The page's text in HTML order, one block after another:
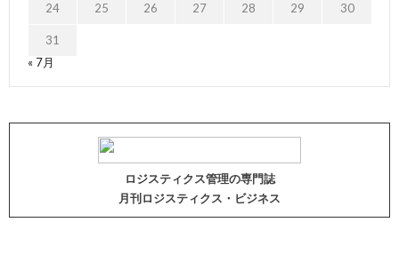
24 25 26 27 28 29 30
31
« 7月
ロジスティクス管理の専門誌
月刊ロジスティクス・ビジネス